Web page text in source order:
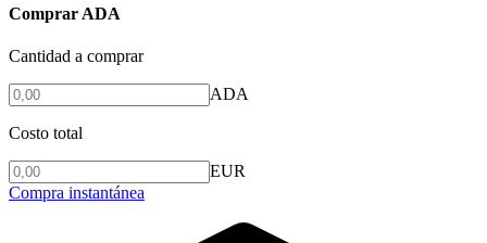
Comprar ADA
Cantidad a comprar
ADA
Costo total
EUR
Compra instantánea